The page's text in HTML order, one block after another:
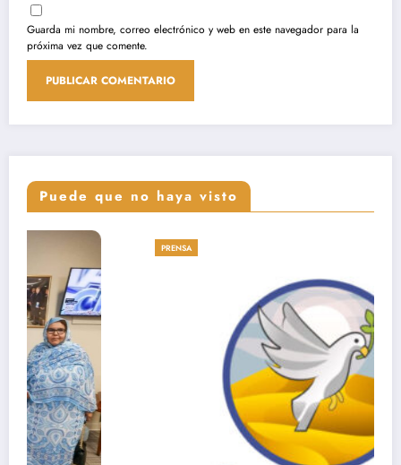
Guarda mi nombre, correo electrónico y web en este navegador para la
próxima vez que comente.
Puede que no haya visto